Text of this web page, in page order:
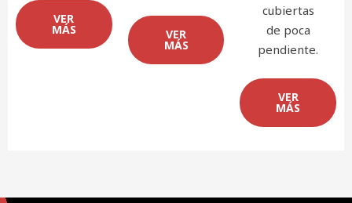
VER
MÁS VER
MÁS
cubiertas
de poca
pendiente.
VER
MÁS